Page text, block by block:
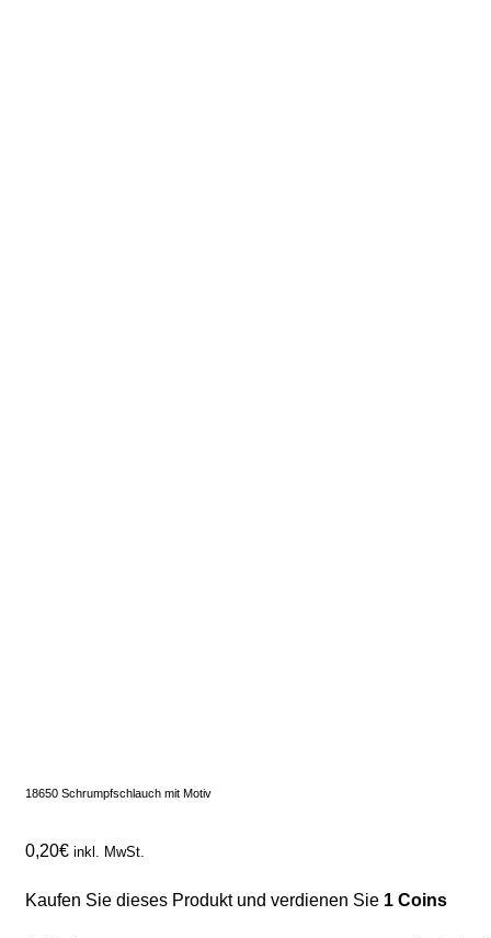
18650 Schrumpfschlauch mit Motiv
0,20€ inkl. MwSt.
Kaufen Sie dieses Produkt und verdienen Sie 1 Coins